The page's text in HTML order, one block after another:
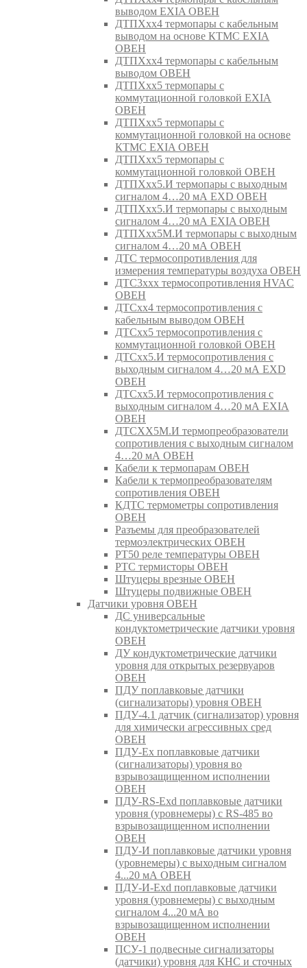
выводом EXIA ОВЕН
ДТПХхх4 термопары с кабельным
выводом на основе КТМС EXIA
ОВЕН
ДТПХхх4 термопары с кабельным
выводом ОВЕН
ДТПХхх5 термопары с
коммутационной головкой EXIA
ОВЕН
ДТПХхх5 термопары с
коммутационной головкой на основе
КТМС EXIA ОВЕН
ДТПХхх5 термопары с
коммутационной головкой ОВЕН
ДТПХхх5.И термопары с выходным
сигналом 4…20 мА EXD ОВЕН
ДТПХхх5.И термопары с выходным
сигналом 4…20 мА EXIA ОВЕН
ДТПХхх5М.И термопары с выходным
сигналом 4…20 мА ОВЕН
ДТС термосопротивления для
измерения температуры воздуха ОВЕН
ДТС3ххх термосопротивления HVAC
ОВЕН
ДТСхх4 термосопротивления с
кабельным выводом ОВЕН
ДТСхх5 термосопротивления с
коммутационной головкой ОВЕН
ДТСхх5.И термосопротивления с
выходным сигналом 4…20 мА EXD
ОВЕН
ДТСхх5.И термосопротивления с
выходным сигналом 4…20 мА EXIA
ОВЕН
ДТСХХ5М.И термопреобразователи
сопротивления с выходным сигналом
4…20 мА ОВЕН
Кабели к термопарам ОВЕН
Кабели к термопреобразователям
сопротивления ОВЕН
КДТС термометры сопротивления
ОВЕН
Разъемы для преобразователей
термоэлектрических ОВЕН
РТ50 реле температуры ОВЕН
РТС термисторы ОВЕН
Штуцеры врезные ОВЕН
Штуцеры подвижные ОВЕН
Датчики уровня ОВЕН
ДС универсальные
кондуктометрические датчики уровня
ОВЕН
ДУ кондуктометрические датчики
уровня для открытых резервуаров
ОВЕН
ПДУ поплавковые датчики
(сигнализаторы) уровня ОВЕН
ПДУ-4.1 датчик (сигнализатор) уровня
для химически агрессивных сред
ОВЕН
ПДУ-Ex поплавковые датчики
(сигнализаторы) уровня во
взрывозащищенном исполнении
ОВЕН
ПДУ-RS-Exd поплавковые датчики
уровня (уровнемеры) с RS-485 во
взрывозащищенном исполнении
ОВЕН
ПДУ-И поплавковые датчики уровня
(уровнемеры) с выходным сигналом
4...20 мА ОВЕН
ПДУ-И-Exd поплавковые датчики
уровня (уровнемеры) с выходным
сигналом 4...20 мА во
взрывозащищенном исполнении
ОВЕН
ПСУ-1 подвесные сигнализаторы
(датчики) уровня для КНС и сточных